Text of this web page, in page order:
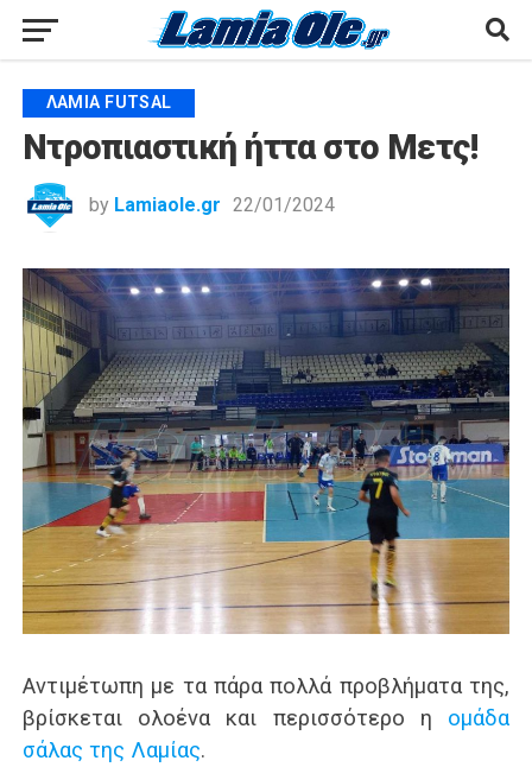
ΛΑΜΊΑ FUTSAL
Ντροπιαστική ήττα στο Μετς!
by Lamiaole.gr 22/01/2024
Αντιμέτωπη με τα πάρα πολλά προβλήματα της,
βρίσκεται ολοένα και περισσότερο η ομάδα
σάλας της Λαμίας.